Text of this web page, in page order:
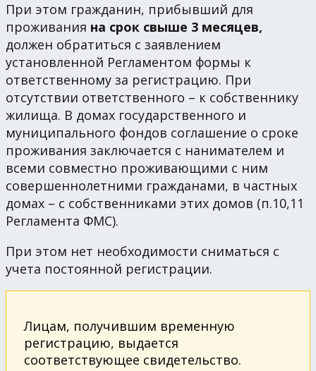
При этом гражданин, прибывший для
проживания на срок свыше 3 месяцев,
должен обратиться с заявлением
установленной Регламентом формы к
ответственному за регистрацию. При
отсутствии ответственного – к собственнику
жилища. В домах государственного и
муниципального фондов соглашение о сроке
проживания заключается с нанимателем и
всеми совместно проживающими с ним
совершеннолетними гражданами, в частных
домах – с собственниками этих домов (п.10,11
Регламента ФМС).
При этом нет необходимости сниматься с
учета постоянной регистрации.
Лицам, получившим временную
регистрацию, выдается
соответствующее свидетельство.